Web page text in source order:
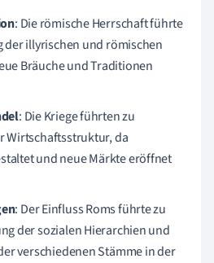
: Die römische Herrschaft führte
der illyrischen und römischen
Bräuche und Traditionen
: Die Kriege führten zu
Wirtschaftsstruktur, da
und neue Märkte eröffnet
: Der Einfluss Roms führte zu
der sozialen Hierarchien und
verschiedenen Stämme in der